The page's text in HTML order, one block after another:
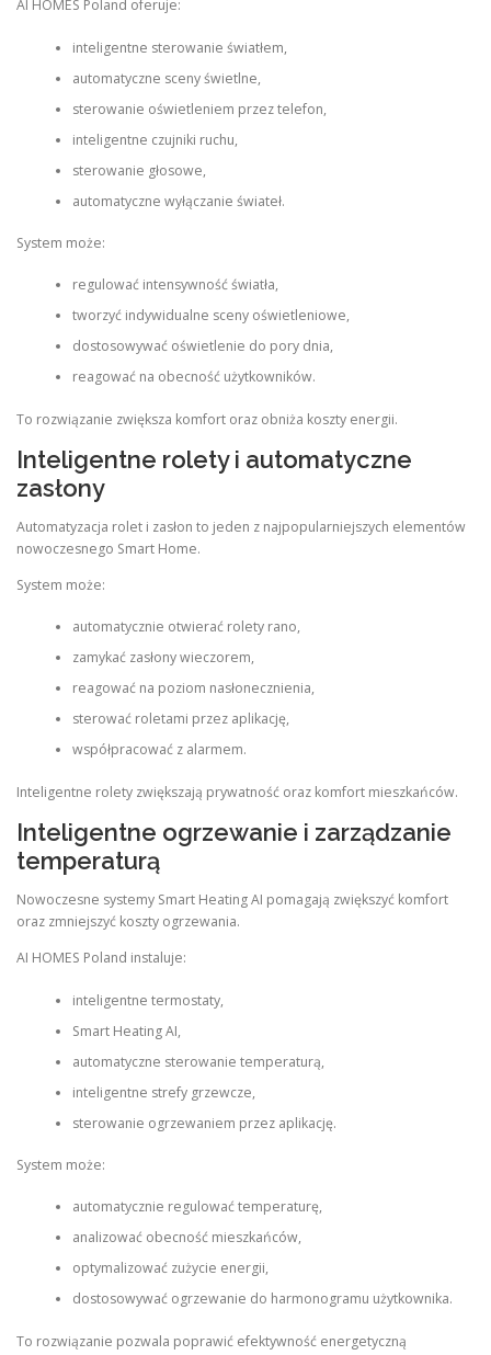
AI HOMES Poland oferuje:
inteligentne sterowanie światłem,
automatyczne sceny świetlne,
sterowanie oświetleniem przez telefon,
inteligentne czujniki ruchu,
sterowanie głosowe,
automatyczne wyłączanie świateł.
System może:
regulować intensywność światła,
tworzyć indywidualne sceny oświetleniowe,
dostosowywać oświetlenie do pory dnia,
reagować na obecność użytkowników.
To rozwiązanie zwiększa komfort oraz obniża koszty energii.
Inteligentne rolety i automatyczne
zasłony
Automatyzacja rolet i zasłon to jeden z najpopularniejszych elementów
nowoczesnego Smart Home.
System może:
automatycznie otwierać rolety rano,
zamykać zasłony wieczorem,
reagować na poziom nasłonecznienia,
sterować roletami przez aplikację,
współpracować z alarmem.
Inteligentne rolety zwiększają prywatność oraz komfort mieszkańców.
Inteligentne ogrzewanie i zarządzanie
temperaturą
Nowoczesne systemy Smart Heating AI pomagają zwiększyć komfort
oraz zmniejszyć koszty ogrzewania.
AI HOMES Poland instaluje:
inteligentne termostaty,
Smart Heating AI,
automatyczne sterowanie temperaturą,
inteligentne strefy grzewcze,
sterowanie ogrzewaniem przez aplikację.
System może:
automatycznie regulować temperaturę,
analizować obecność mieszkańców,
optymalizować zużycie energii,
dostosowywać ogrzewanie do harmonogramu użytkownika.
To rozwiązanie pozwala poprawić efektywność energetyczną